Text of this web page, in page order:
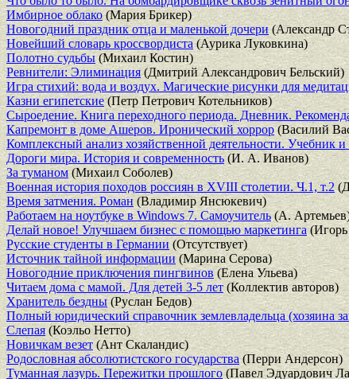
Имбирное облако(Мария Брикер)
Новогодний праздник отца и маленькой дочери(Александр
Новейший словарь кроссвордиста(Аурика Луковкина)
Полотно судьбы(Михаил Костин)
Ревнители: Элиминация(Дмитрий Александрович Бельский)
Игра стихий: вода и воздух. Магические рисунки для
Казни египетские(Петр Петрович Котельников)
Сыроедение. Книга переходного периода. Дневник.
Капремонт в доме Ашеров. Иронический хоррор(Василий
Комплексный анализ хозяйственной деятельности. Учебник и
Дороги мира. История и современность (И. А. Иванов)
За туманом (Михаил Соболев)
Военная история походов россиян в XVIII столетии. Ч.1, т.2
Время затмения. Роман (Владимир Янсюкевич)
Работаем на ноутбуке в Windows 7. Самоучитель (А.
Делай новое! Улучшаем бизнес с помощью маркетинга
Русские студенты в Германии (Отсутствует)
Источник тайной информации (Марина Серова)
Новогодние приключения пингвинов (Елена Ульева)
Читаем дома с мамой. Для детей 3-5 лет (Коллектив авторов)
Хранитель бездны(Руслан Бедов)
Полный юридический справочник землевладельца (хозяина
Слепая (Коэльо Нетто)
Новичкам везет (Ант Скаландис)
Родословная абсолютистского государства (Перри Андерсон)
Туманная лазурь. Пережитки прошлого(Павел Эдуардович